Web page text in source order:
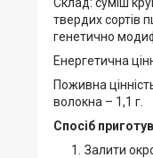
твердих сортів
генетично
Енергетична
Поживна
волокна – 1,1 г.
Спосіб
Залити